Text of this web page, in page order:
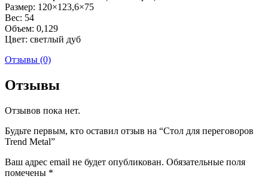
Размер: 120×123,6×75
Вес: 54
Объем: 0,129
Цвет: светлый дуб
Отзывы (0)
Отзывы
Отзывов пока нет.
Будьте первым, кто оставил отзыв на “Стол для переговоров
Trend Metal”
Ваш адрес email не будет опубликован. Обязательные поля
помечены *